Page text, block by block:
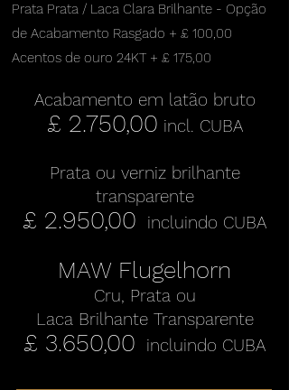
Prata Prata / Laca Clara Brilhante - Opção
de Acabamento Rasgado + £ 100,00
Acentos de ouro 24KT + £ 175,00
Acabamento em latão bruto
£ 2.750,00 incl. CUBA
Prata ou verniz brilhante
transparente
£ 2.950,00 incluindo CUBA
MAW Flugelhorn
Cru, Prata ou
Laca Brilhante Transparente
£ 3.650,00 incluindo CUBA